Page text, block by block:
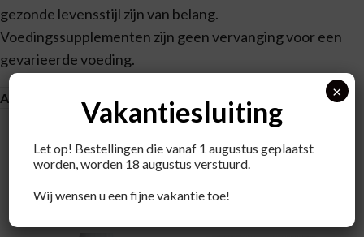
gezonde levensstijl zijn van belang.
Voedingssupplementen zijn geen vervanging voor een
gevarieerde voeding.
About brand
Recent bekeken producten
Vakantiesluiting
Let op! Bestellingen die vanaf 1 augustus geplaatst
worden, worden 18 augustus verstuurd.
Wij wensen u een fijne vakantie toe!
×